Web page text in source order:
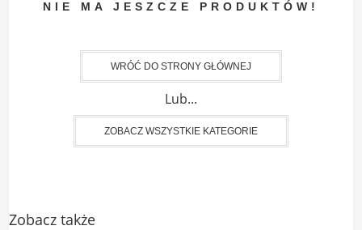
NIE MA JESZCZE PRODUKTÓW!
WRÓĆ DO STRONY GŁÓWNEJ
Lub...
ZOBACZ WSZYSTKIE KATEGORIE
Zobacz także